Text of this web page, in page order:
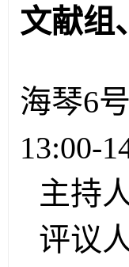
文献组
海琴6
13:00-
主持
评议